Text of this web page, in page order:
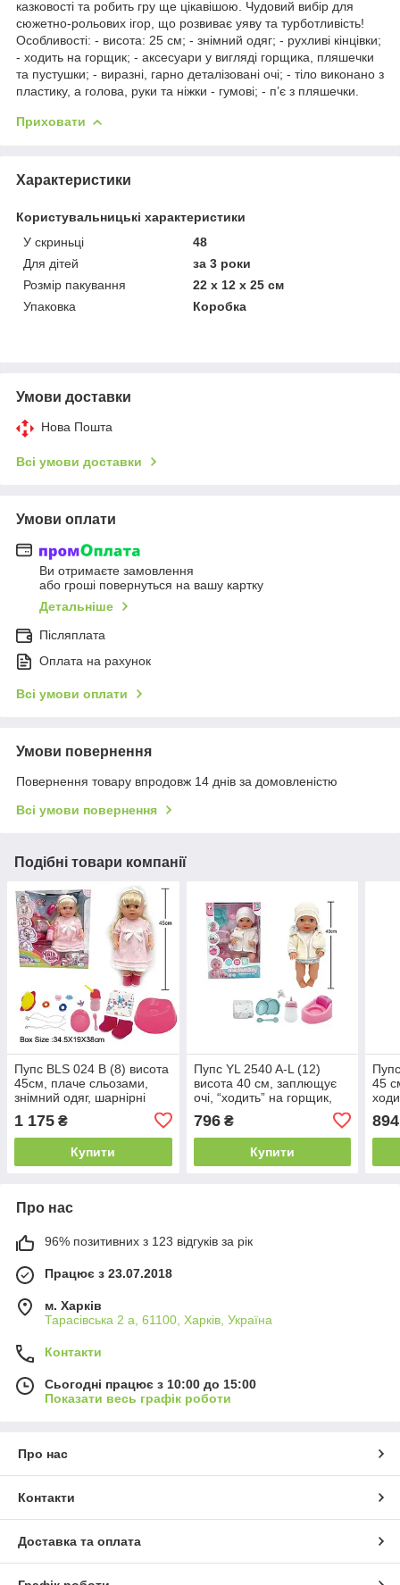
казковості та робить гру ще цікавішою. Чудовий вибір для
сюжетно-рольових ігор, що розвиває уяву та турботливість!
Особливості: - висота: 25 см; - знімний одяг; - рухливі кінцівки;
- ходить на горщик; - аксесуари у вигляді горщика, пляшечки
та пустушки; - виразні, гарно деталізовані очі; - тіло виконано з
пластику, а голова, руки та ніжки - гумові; - п’є з пляшечки.
Приховати
Характеристики
Користувальницькі характеристики
У скриньці
48
Для дітей
за 3 роки
Розмір пакування
22 х 12 х 25 см
Упаковка
Коробка
Умови доставки
Нова Пошта
Всі умови доставки
Умови оплати
Ви отримаєте замовлення
або гроші повернуться на вашу картку
Детальніше
Післяплата
Оплата на рахунок
Всі умови оплати
Умови повернення
Повернення товару впродовж 14 днів за домовленістю
Всі умови повернення
Подібні товари компанії
Пупс BLS 024 B (8) висота
45см, плаче сльозами,
знімний одяг, шарнірні
ходить на горщик, п’є з
пляшечки,
1 175 ₴
Купити
Пупс YL 2540 A-L (12)
висота 40 см, заплющує
очі, “ходить” на горщик,
знімний одяг, п’є, горщик,
звуки, рухомі кінцівки,
підгузок,
796₴
Купити
45
894
Про нас
96% позитивних з 123 відгуків за рік
Працює з 23.07.2018
м. Харків
Тарасівська 2 а, 61100, Харків, Україна
Контакти
Сьогодні працює з 10:00 до 15:00
Показати весь графік роботи
Про нас
Контакти
Доставка та оплата